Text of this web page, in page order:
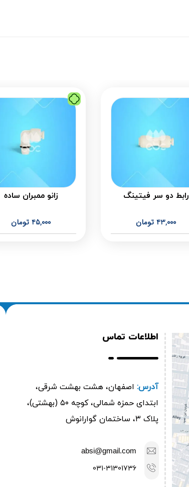
رابط دو سر فیتینگ
43,000 تومان
زانو ممبران ساده
45,000 تومان
اطلاعات تماس
آدرس:اصفهان، هشت بهشت شرقی،
ابتدای حمزه شمالی، کوچه ۵۰ (بهشتی)،
پلاک ۳، ساختمان گوارانوش
absi@gmail.com
031-31301736